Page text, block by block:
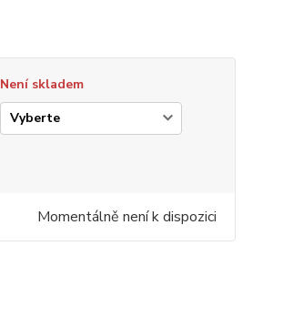
Není skladem
Momentálně není k dispozici